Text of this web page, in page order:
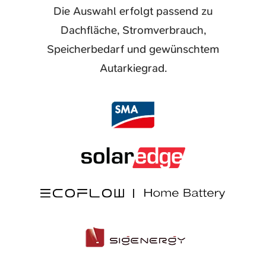
Die Auswahl erfolgt passend zu
Dachfläche, Stromverbrauch,
Speicherbedarf und gewünschtem
Autarkiegrad.